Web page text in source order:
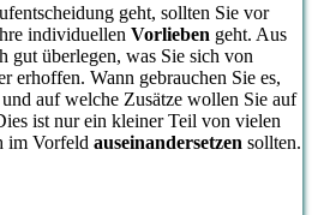
geht, sollten Sie vor
individuellen Vorlieben geht. Aus
gut überlegen, was Sie sich von
erhoffen. Wann gebrauchen Sie es,
auf welche Zusätze wollen Sie auf
ist nur ein kleiner Teil von vielen
im Vorfeld auseinandersetzen sollten.